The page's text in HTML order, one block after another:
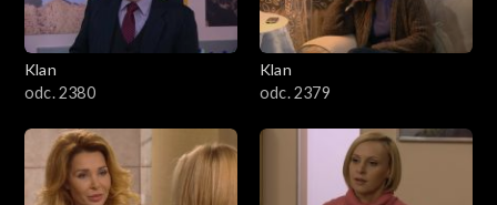
1001–1100
901–1000
801–900
701–800
Klan
odc. 2380
Klan
odc. 2379